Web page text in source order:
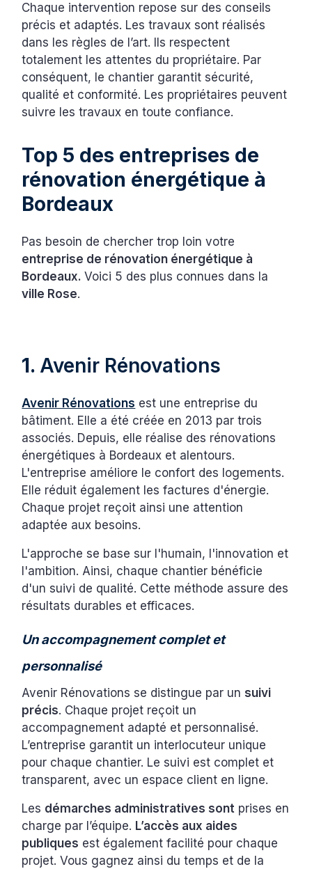
Chaque intervention repose sur des conseils
précis et adaptés. Les travaux sont réalisés
dans les règles de l’art. Ils respectent
totalement les attentes du propriétaire. Par
conséquent, le chantier garantit sécurité,
qualité et conformité. Les propriétaires peuvent
suivre les travaux en toute confiance.
Top 5 des entreprises de
rénovation énergétique à
Bordeaux
Pas besoin de chercher trop loin votre
entreprise de rénovation énergétique à
Bordeaux.Voici 5 des plus connues dans la
ville Rose.
1. Avenir Rénovations
Avenir Rénovations est une entreprise du
bâtiment. Elle a été créée en 2013 par trois
associés. Depuis, elle réalise des rénovations
énergétiques à Bordeaux et alentours.
L'entreprise améliore le confort des logements.
Elle réduit également les factures d'énergie.
Chaque projet reçoit ainsi une attention
adaptée aux besoins.
L'approche se base sur l'humain, l'innovation et
l'ambition. Ainsi, chaque chantier bénéficie
d'un suivi de qualité. Cette méthode assure des
résultats durables et efficaces.
Un accompagnement complet et
personnalisé
Avenir Rénovations se distingue par unsuivi
précis. Chaque projet reçoit un
accompagnement adapté et personnalisé.
L’entreprise garantit un interlocuteur unique
pour chaque chantier. Le suivi est complet et
transparent, avec un espace client en ligne.
Les démarches administratives sont prises en
charge par l’équipe. L’accès aux aides
publiques est également facilité pour chaque
projet. Vous gagnez ainsi du temps et de la